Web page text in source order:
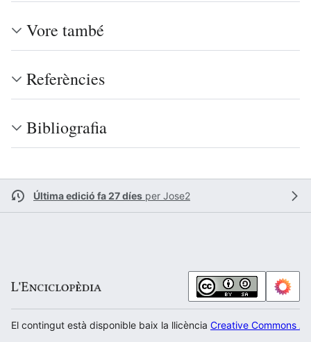
Vore també
Referències
Bibliografia
Última edició fa 27 díes per Jose2
El contingut està disponible baix la llicència Creative Commons